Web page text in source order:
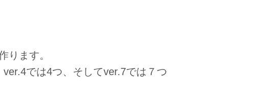
ります。
では4つ、そしてver.7では７つ